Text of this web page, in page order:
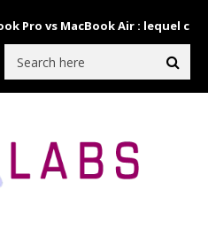
Pro vs MacBook Air : lequel